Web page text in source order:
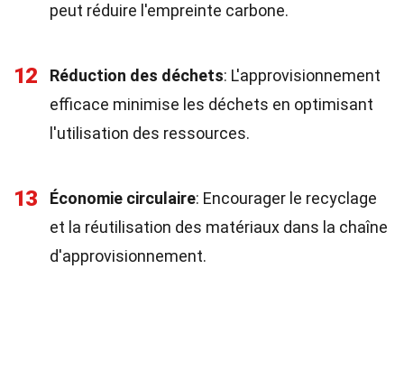
peut réduire l'empreinte carbone.
12 Réduction des déchets: L'approvisionnement
efficace minimise les déchets en optimisant
l'utilisation des ressources.
13 Économie circulaire: Encourager le recyclage
et la réutilisation des matériaux dans la chaîne
d'approvisionnement.